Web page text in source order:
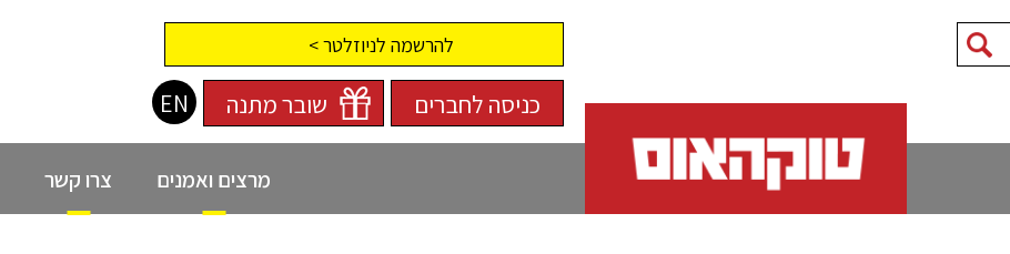
להרשמה לניוזלטר >
EN כניסה לחברים שובר מתנה
מרצים ואמנים צרו קשר